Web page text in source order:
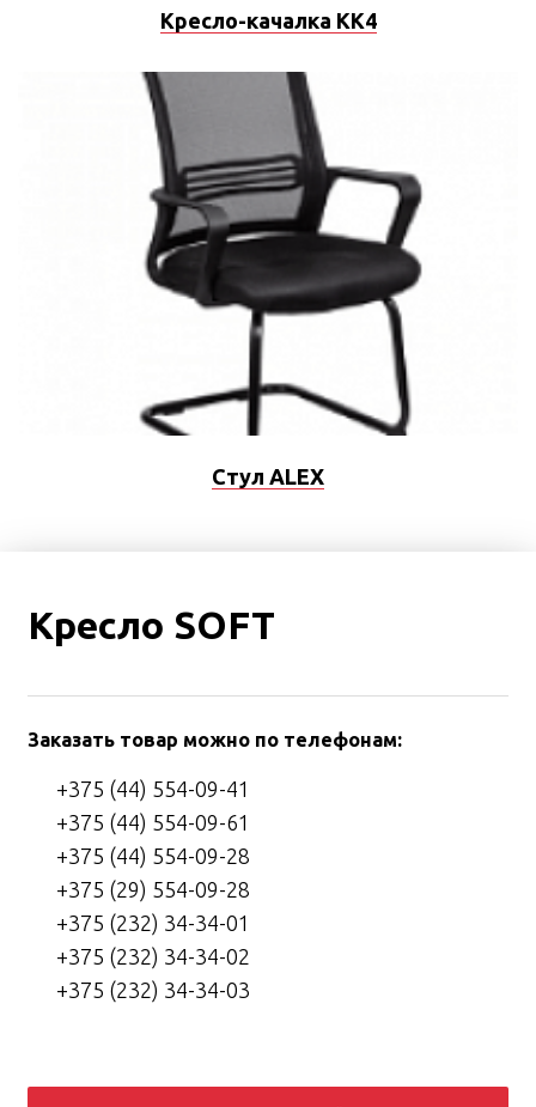
Кресло-качалка КК4
Стул ALEX
Кресло SOFT
Заказать товар можно по телефонам:
+375 (44) 554-09-41
+375 (44) 554-09-61
+375 (44) 554-09-28
+375 (29) 554-09-28
+375 (232) 34-34-01
+375 (232) 34-34-02
+375 (232) 34-34-03